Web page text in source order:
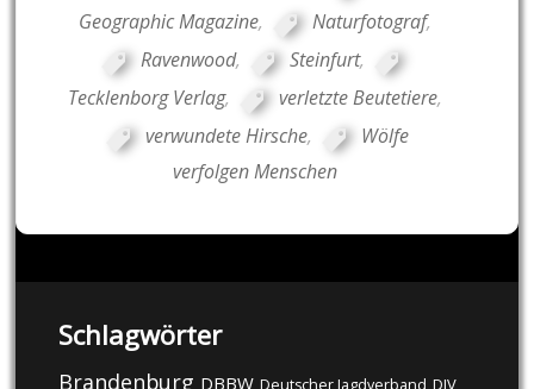
Geographic Magazine, Naturfotograf,
Ravenwood, Steinfurt,
Tecklenborg Verlag, verletzte Beutetiere,
verwundete Hirsche,
Wölfe
verfolgen Menschen
Schlagwörter
Brandenburg DBBW Deutscher Jagdverband DJV